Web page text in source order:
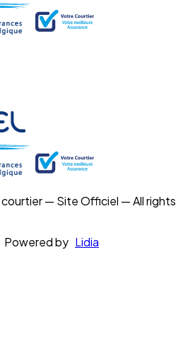
— Site Officiel — All rights
by Lidia